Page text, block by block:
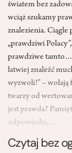
światem bez
wciąż szukamy
znalezienia. Ciągle
„prawdziwi
prawdziwe tamto…
łatwiej znaleźć
wyzwoli!” – wołają
twarzy od
jest prawda?
odpowiedzi,…
Czytaj bez